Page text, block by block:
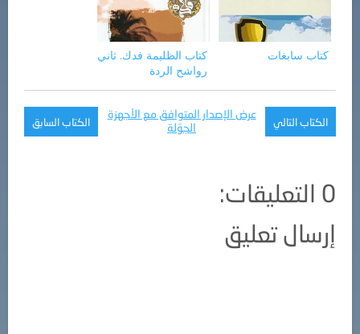
كتاب سابغات
كتاب الظليمة فدك. ثاني
رواشح الردة
الكتاب التالي الكتاب السابق
عرض الإصدار المتوافق مع الأجهزة
الجوّلة
0 التعليقات:
إرسال تعليق